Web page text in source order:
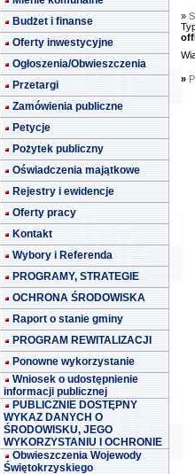
Budżet i finanse
Oferty inwestycyjne
Ogłoszenia/Obwieszczenia
Przetargi
Zamówienia publiczne
Petycje
Pożytek publiczny
Oświadczenia majątkowe
Rejestry i ewidencje
Oferty pracy
Kontakt
Wybory i Referenda
PROGRAMY, STRATEGIE
OCHRONA ŚRODOWISKA
Raport o stanie gminy
PROGRAM REWITALIZACJI
Ponowne wykorzystanie
Wniosek o udostępnienie
informacji publicznej
PUBLICZNIE DOSTĘPNY
WYKAZ DANYCH O
ŚRODOWISKU, JEGO
WYKORZYSTANIU I OCHRONIE
Obwieszczenia Wojewody
Świętokrzyskiego
»
»